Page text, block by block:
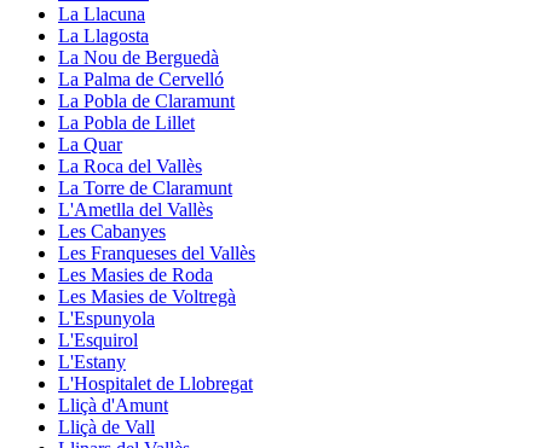
La Llacuna
La Llagosta
La Nou de Berguedà
La Palma de Cervelló
La Pobla de Claramunt
La Pobla de Lillet
La Quar
La Roca del Vallès
La Torre de Claramunt
L'Ametlla del Vallès
Les Cabanyes
Les Franqueses del Vallès
Les Masies de Roda
Les Masies de Voltregà
L'Espunyola
L'Esquirol
L'Estany
L'Hospitalet de Llobregat
Lliçà d'Amunt
Lliçà de Vall